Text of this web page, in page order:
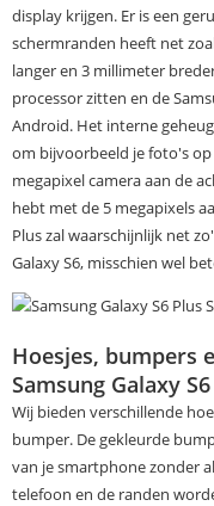
display krijgen. Er is een
schermranden heeft net
langer en 3 millimeter
processor zitten en de
Android. Het interne
om bijvoorbeeld je foto's
megapixel camera aan de
hebt met de 5 megapixels
Plus zal waarschijnlijk net
Galaxy S6, misschien wel
Hoesjes, bumpers
Samsung Galaxy
Wij bieden verschillende
bumper. De gekleurde
van je smartphone zonder
telefoon en de randen